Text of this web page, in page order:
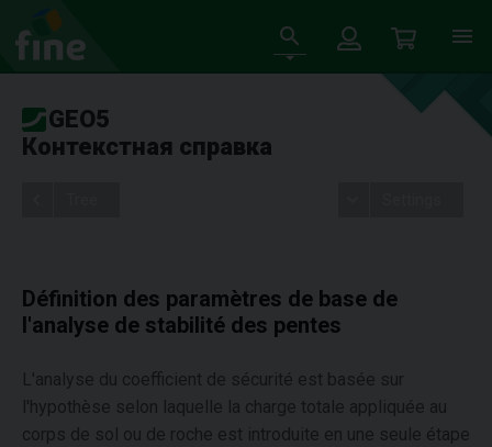
GEO5
Контекстная справка
Définition des paramètres de base de
l'analyse de stabilité des pentes
L'analyse du coefficient de sécurité est basée sur
l'hypothèse selon laquelle la charge totale appliquée au
corps de sol ou de roche est introduite en une seule étape